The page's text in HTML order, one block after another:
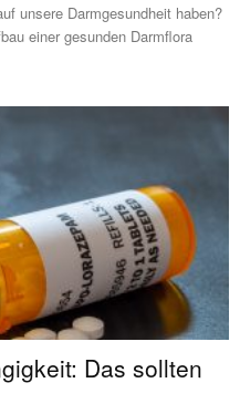
unsere Darmgesundheit haben?
einer gesunden Darmflora
Das sollten